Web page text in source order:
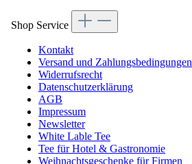
Shop Service
Kontakt
Versand und Zahlungsbedingungen
Widerrufsrecht
Datenschutzerklärung
AGB
Impressum
Newsletter
White Lable Tee
Tee für Hotel & Gastronomie
Weihnachtsgeschenke für Firmen